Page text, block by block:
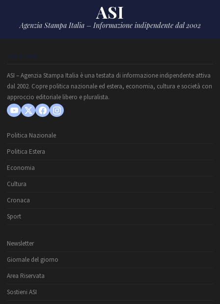
ASI
Agenzia Stampa Italia – Informazione indipendente dal 2002
CHI SIAMO
ASI – Agenzia Stampa Italia è una testata di informazione indipendente attiva
dal 2002. Copre politica nazionale ed estera, economia, cultura e società con
approccio editoriale libero e pluralista.
Politica Nazionale
Politica Estera
Economia
Cultura
Cronaca
Sport
Newsletter
Giornale del giorno
Area Riservata
Sostieni ASI